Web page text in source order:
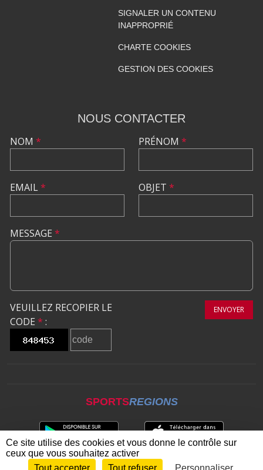
SIGNALER UN CONTENU
INAPPROPRIÉ
CHARTE COOKIES
GESTION DES COOKIES
NOUS CONTACTER
NOM *
EMAIL*
PRÉNOM *
OBJET *
MESSAGE *
VEUILLEZ RECOPIER LE
CODE * :
ENVOYER
SPORTSREGIONS
Ce site utilise des cookies et vous donne le contrôle sur
ceux que vous souhaitez activer
Tout accepter
Tout refuser Personnaliser